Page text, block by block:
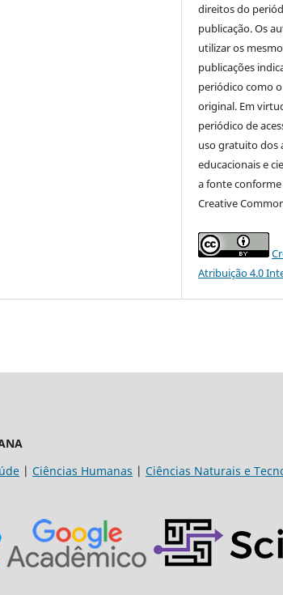
direitos do
publicação. Os
utilizar os
publicações
periódico como
original. Em
periódico de
uso gratuito dos
educacionais e
a fonte conforme
Creative
Atribuição 4.0
| Ciências Humanas | Ciências Naturais e